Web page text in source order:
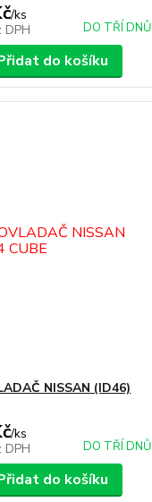
/ks
DPH DO TŘÍ DNŮ
do košíku
NISSAN (ID46)
/ks
DPH DO TŘÍ DNŮ
do košíku